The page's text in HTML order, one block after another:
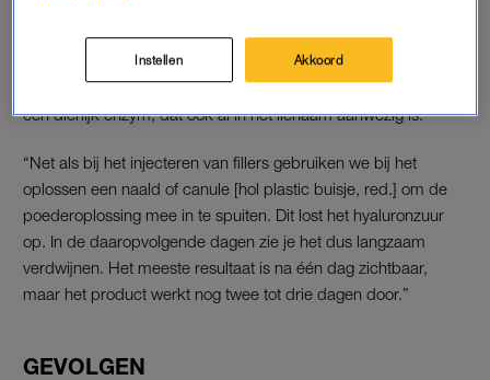
mee gedaan wordt. “Om fillers op basis van hyaluronzuur op
te lossen gebruiken we hyaluronidase”, vertelt Thuis. “Dat is
een poedertje dat wordt opgelost in water en gemaakt is van
een dierlijk enzym, dat ook al in het lichaam aanwezig is.”
“Net als bij het injecteren van fillers gebruiken we bij het
oplossen een naald of canule [hol plastic buisje, red.] om de
poederoplossing mee in te spuiten. Dit lost het hyaluronzuur
op. In de daaropvolgende dagen zie je het dus langzaam
verdwijnen. Het meeste resultaat is na één dag zichtbaar,
maar het product werkt nog twee tot drie dagen door.”
GEVOLGEN
Instellen Akkoord